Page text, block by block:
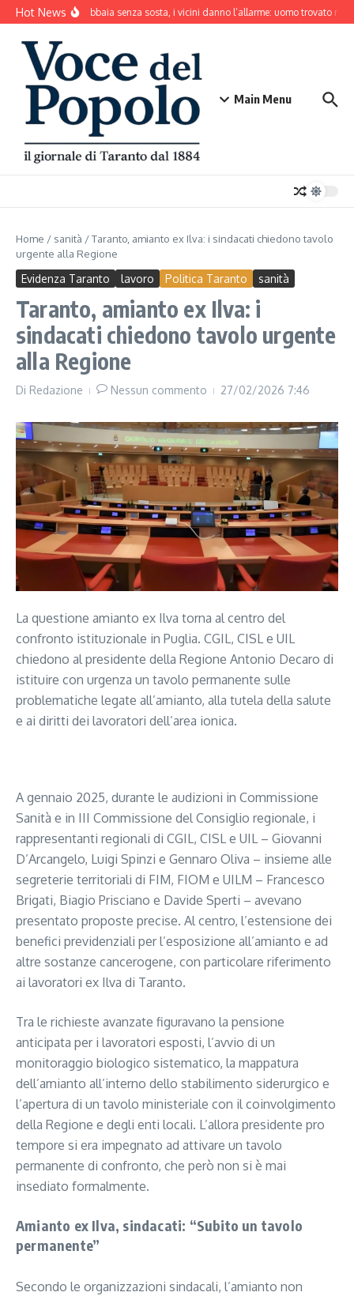
Salta al contenuto
Hot NewsIl cane abbaia senza sosta, i vicini danno l’allarme: uomo trovato
Main Menu
Home / sanità /Taranto, amianto ex Ilva: i sindacati chiedono tavolo
urgente alla Regione
Evidenza Taranto lavoro Politica Taranto sanità
Taranto, amianto ex Ilva: i
sindacati chiedono tavolo urgente
alla Regione
Di Redazione Nessun commento 27/02/2026 7:46
La questione amianto ex Ilva torna al centro del
confronto istituzionale in Puglia. CGIL, CISL e UIL
chiedono al presidente della Regione Antonio Decaro di
istituire con urgenza un tavolo permanente sulle
problematiche legate all’amianto, alla tutela della salute
e ai diritti dei lavoratori dell’area ionica.
A gennaio 2025, durante le audizioni in Commissione
Sanità e in III Commissione del Consiglio regionale, i
rappresentanti regionali di CGIL, CISL e UIL – Giovanni
D’Arcangelo, Luigi Spinzi e Gennaro Oliva – insieme alle
segreterie territoriali di FIM, FIOM e UILM – Francesco
Brigati, Biagio Prisciano e Davide Sperti – avevano
presentato proposte precise. Al centro, l’estensione dei
benefici previdenziali per l’esposizione all’amianto e ad
altre sostanze cancerogene, con particolare riferimento
ai lavoratori ex Ilva di Taranto.
Tra le richieste avanzate figuravano la pensione
anticipata per i lavoratori esposti, l’avvio di un
monitoraggio biologico sistematico, la mappatura
dell’amianto all’interno dello stabilimento siderurgico e
l’apertura di un tavolo ministeriale con il coinvolgimento
della Regione e degli enti locali. L’allora presidente pro
tempore si era impegnato ad attivare un tavolo
permanente di confronto, che però non si è mai
insediato formalmente.
Amianto ex Ilva, sindacati: “Subito un tavolo
permanente”
Secondo le organizzazioni sindacali, l’amianto non